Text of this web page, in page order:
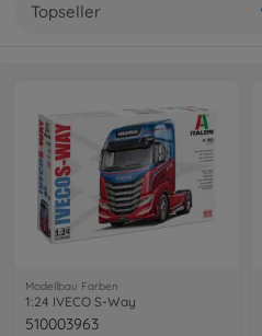
Topseller
Modellbau Farben
1:24 IVECO S-Way
510003963